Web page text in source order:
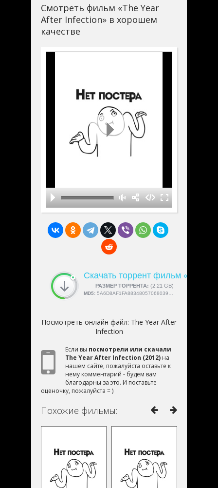
Смотреть фильм «The Year
After Infection» в хорошем
качестве
Скачать торрент фильм «The
РАЗМЕР ТОРРЕНТА: (2.21 GB)
СКАЧАЛИ:4189
MD5: 5A6D8AF1FA88348057068039398C35D4
Посмотреть онлайн файл: The Year After
Infection
Если вы посмотрели или скачали
The Year After Infection (2012) на
нашем сайте, пожалуйста оставьте к
нему комментарий - будем вам
благодарны за это. И поставьте
оценочку, пожалуйста = )
Похожие фильмы: